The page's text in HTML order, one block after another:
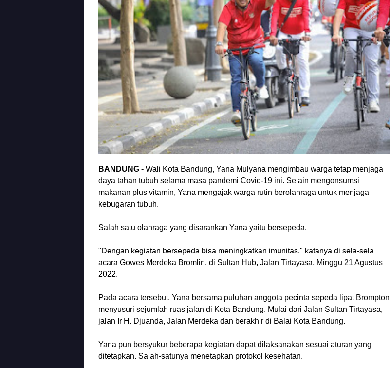
BANDUNG - Wali Kota Bandung, Yana Mulyana mengimbau warga tetap menjaga
daya tahan tubuh selama masa pandemi Covid-19 ini. Selain mengonsumsi
makanan plus vitamin, Yana mengajak warga rutin berolahraga untuk menjaga
kebugaran tubuh.
Salah satu olahraga yang disarankan Yana yaitu bersepeda.
"Dengan kegiatan bersepeda bisa meningkatkan imunitas," katanya di sela-sela
acara Gowes Merdeka Bromlin, di Sultan Hub, Jalan Tirtayasa, Minggu 21 Agustus
2022.
Pada acara tersebut, Yana bersama puluhan anggota pecinta sepeda lipat Brompton
menyusuri sejumlah ruas jalan di Kota Bandung. Mulai dari Jalan Sultan Tirtayasa,
jalan Ir H. Djuanda, Jalan Merdeka dan berakhir di Balai Kota Bandung.
Yana pun bersyukur beberapa kegiatan dapat dilaksanakan sesuai aturan yang
ditetapkan. Salah-satunya menetapkan protokol kesehatan.